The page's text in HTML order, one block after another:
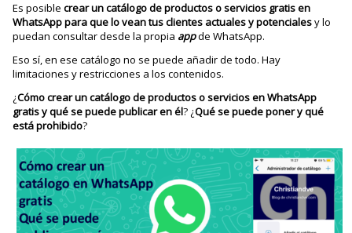
Es posiblecrear un catálogo de productos o servicios gratis en
WhatsApp para que lo vean tus clientes actuales y potencialesy lo
puedan consultar desde la propia appde WhatsApp.
Eso sí, en ese catálogo no se puede añadir de todo. Hay
limitaciones y restricciones a los contenidos.
¿Cómo crear un catálogo de productos o servicios en WhatsApp
gratis y qué se puede publicar en él? ¿Qué se puede poner y qué
está prohibido?